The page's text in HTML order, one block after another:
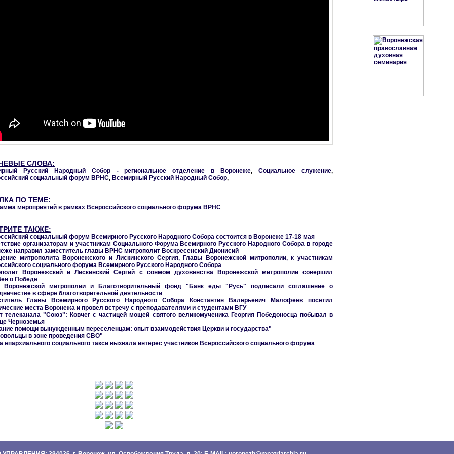
СЛОВА:
Русский Народный Собор - региональное отделение в Воронеже,Социальное служение,
социальный форум ВРНС, Всемирный Русский Народный Собор,
ПО ТЕМЕ:
мероприятий в рамках Всероссийского социального форума ВРНС
ТАКЖЕ:
социальный форум Всемирного Русского Народного Собора состоится в Воронеже 17-18 мая
организаторам и участникам Социального Форума Всемирного Русского Народного Собора в городе
направил заместитель главы ВРНС митрополит Воскресенский Дионисий
митрополита Воронежского и Лискинского Сергия, Главы Воронежской митрополии, к участникам
социального форума Всемирного Русского Народного Собора
Воронежский и Лискинский Сергий с сонмом духовенства Воронежской митрополии совершил
о Победе
Воронежской митрополии и Благотворительный фонд "Банк еды "Русь" подписали соглашение о
в сфере благотворительной деятельности
Главы Всемирного Русского Народного Собора Константин Валерьевич Малофеев посетил
места Воронежа и провел встречу с преподавателями и студентами ВГУ
телеканала "Союз": Ковчег с частицей мощей святого великомученика Георгия Победоносца побывал в
Черноземья
помощи вынужденным переселенцам: опыт взаимодействия Церкви и государства"
в зоне проведения СВО"
епархиального социального такси вызвала интерес участников Всероссийского социального форума